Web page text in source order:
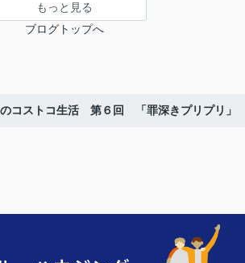
もっと見る
ブログトップへ
コストコ生活 第６回 「罪深きプリプリ」